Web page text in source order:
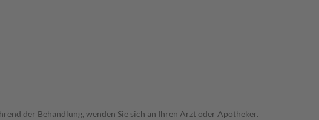
der Behandlung, wenden Sie sich an Ihren Arzt oder Apotheker.